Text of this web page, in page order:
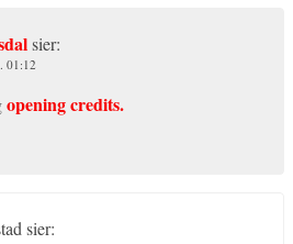
sier:
01:12
opening credits.
sier: